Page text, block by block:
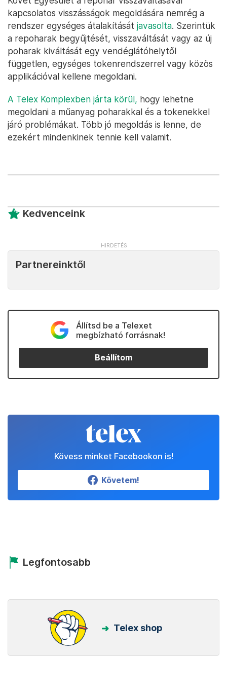
kapcsolatos visszásságok megoldására nemrég a
rendszer egységes átalakítását javasolta. Szerintük
a repoharak begyűjtését, visszaváltását vagy az új
poharak kiváltását egy vendéglátóhelytől
független, egységes tokenrendszerrel vagy közös
applikációval kellene megoldani.
A Telex Komplexben járta körül, hogy lehetne
megoldani a műanyag poharakkal és a tokenekkel
járó problémákat. Több jó megoldás is lenne, de
ezekért mindenkinek tennie kell valamit.
Kedvenceink
Partnereinktől
Állítsd be a Telexet
megbízható forrásnak!
Beállítom
Kövess minket Facebookon is!
Követem!
Legfontosabb
Telex shop